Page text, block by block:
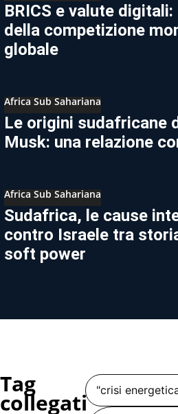
BRICS e valute
della competizione
globale
Africa Sub Sahariana
Le origini sudafricane
Musk: una relazione
Africa Sub Sahariana
Sudafrica, le cause
contro Israele tra
soft power
Tag
collegati "crisi